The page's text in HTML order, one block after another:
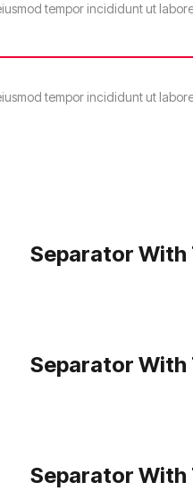
tempor incididunt ut
tempor incididunt ut
Separator With
Separator With
Separator With